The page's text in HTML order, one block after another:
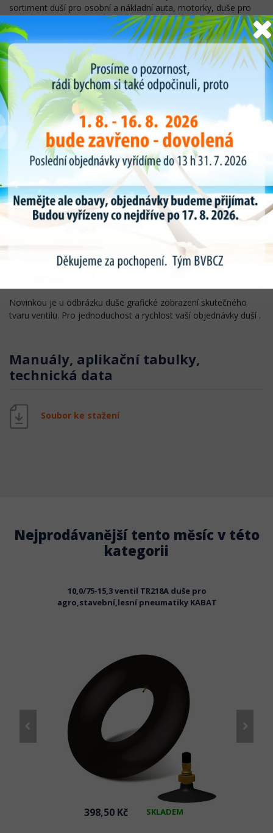
sortiment duší pro osobní a nákladní auta, motorky, duše pro
zemedelské stroje, EM, duše prumyslové a cyklo duše .
Pokrývá 90 % všech existujících rozměru pneumatik po celém
světě.
Každým rokem Kabát přichází, dle poptávky zákazníku a
prvovýrobních závodu s novou rozšírenou nabídkou rozměru a
typu duší.
Díky výhradnímu zastoupení duší KABAT pro ČR dodáváme 90
% všech rozměru do 24-48 hodin a speciální požadavky duší do
10 dnu. Sklady o rozloze 600m2 pravidelně 2 týdně zavážíme a
Veškeré duše Kabat mužete nakoupit v našem internetovém
obchodě www.bvbcz.cz.
Pro jednoduchost nákupu a výběru duše a vložky jsme pro vás
připravily vyhledávač rozměru duší kde dle vaší poptávky si
vyberete rozměr a typ ventilu pro danou duši . U detailu výrobku
Novinkou je u odbrázku duše grafické zobrazení skutečného
tvaru ventilu. Pro jednoduchost a rychlost vaší objednávky duší .
Manuály, aplikační tabulky,
technická data
Soubor ke stažení
Nejprodávanější tento měsíc v této
kategorii
10,0/75-15,3 ventil TR218A duše pro
agro,stavební,lesní pneumatiky KABAT
398,50 Kč SKLADEM